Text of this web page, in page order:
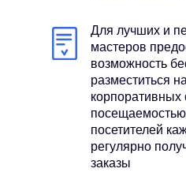
Для лучших и
мастеров
возможность
разместиться на
корпоративных
посетителей
регулярно
заказы